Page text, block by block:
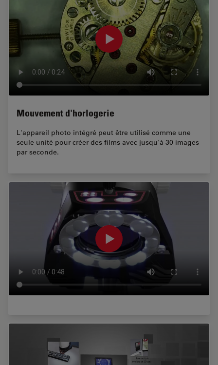
Mouvement d'horlogerie
L'appareil photo intégré peut être utilisé comme une
seule unité pour créer des films avec jusqu'à 30 images
par seconde.